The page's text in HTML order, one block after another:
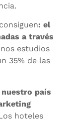
: el
a través
estudios
35% de las
país
hoteles